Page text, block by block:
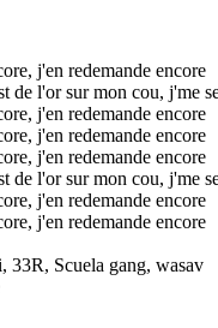
j'en redemande encore
de l'or sur mon cou, j'me
j'en redemande encore
j'en redemande encore
j'en redemande encore
de l'or sur mon cou, j'me
j'en redemande encore
j'en redemande encore
33R, Scuela gang, wasav